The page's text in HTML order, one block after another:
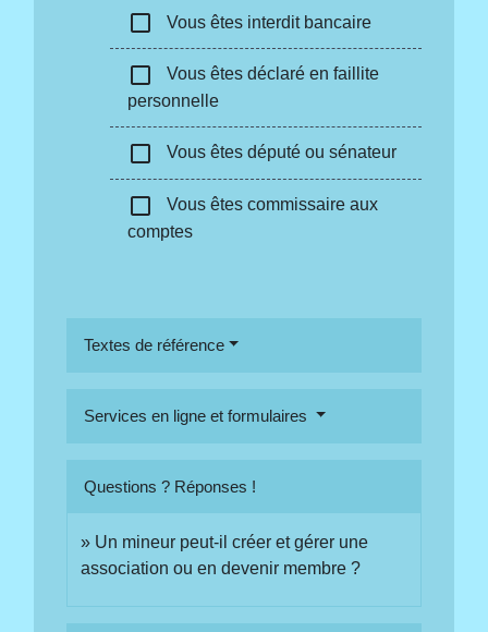
check_box_outline_blank Vous êtes interdit bancaire
check_box_outline_blank
Vous êtes déclaré en faillite
personnelle
check_box_outline_blank Vous êtes député ou sénateur
check_box_outline_blank
Vous êtes commissaire aux
comptes
Textes de référence
Services en ligne et formulaires
Questions ? Réponses !
Un mineur peut-il créer et gérer une
association ou en devenir membre ?